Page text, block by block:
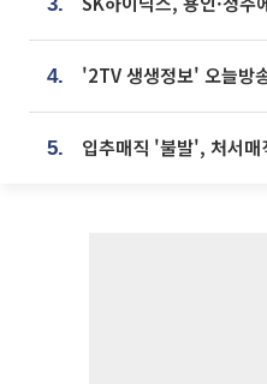
4.
5. 입추매직 '불발', 처서